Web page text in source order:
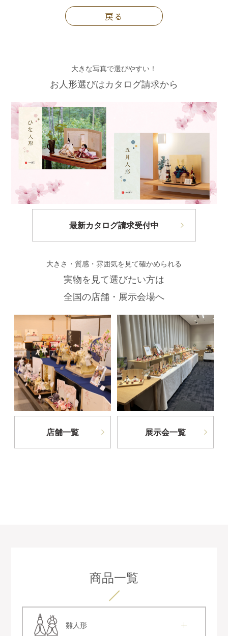
戻る
大きな写真で選びやすい！
お人形選びはカタログ請求から
最新カタログ請求受付中
大きさ・質感・雰囲気を見て確かめられる
実物を見て選びたい方は
全国の店舗・展示会場へ
店舗一覧 展示会一覧
商品一覧
雛人形